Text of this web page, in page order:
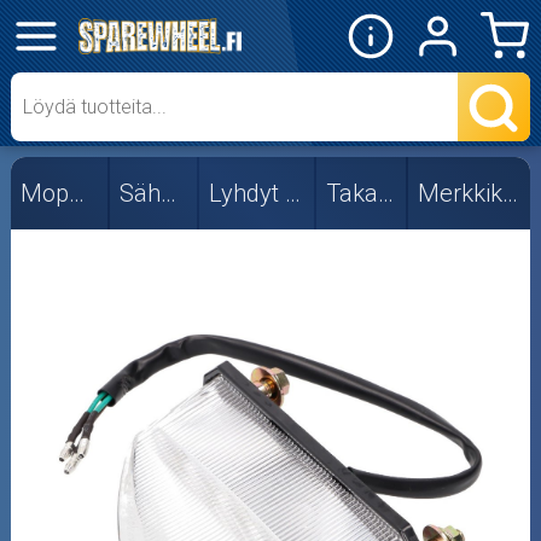
✕
Mopon osat
Merkkikohtaiset
Yleismallit
Crossipyörän osat
Moottoripyörän osat
Moottorikelkan osat
Mopon osat Sähköosat Lyhdyt ja vilkut Takalyhdyt Merkkikohtaiset